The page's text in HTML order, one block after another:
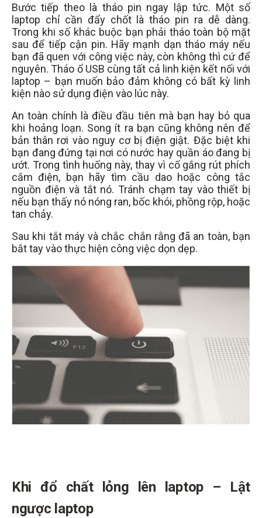
Bước tiếp theo là tháo pin ngay lập tức. Một số
laptop chỉ cần đẩy chốt là tháo pin ra dễ dàng.
Trong khi số khác buộc bạn phải tháo toàn bộ mặt
sau để tiếp cận pin. Hãy mạnh dạn tháo máy nếu
bạn đã quen với công việc này, còn không thì cứ để
nguyên. Tháo ổ USB cùng tất cả linh kiện kết nối với
laptop – bạn muốn bảo đảm không có bất kỳ linh
kiện nào sử dụng điện vào lúc này.
An toàn chính là điều đầu tiên mà bạn hay bỏ qua
khi hoảng loạn. Song ít ra bạn cũng không nên để
bản thân rơi vào nguy cơ bị điện giật. Đặc biệt khi
bạn đang đứng tại nơi có nước hay quần áo đang bị
ướt. Trong tình huống này, thay vì cố gắng rút phích
cắm điện, bạn hãy tìm cầu dao hoặc công tắc
nguồn điện và tắt nó. Tránh chạm tay vào thiết bị
nếu bạn thấy nó nóng ran, bốc khói, phồng rộp, hoặc
tan chảy.
Sau khi tắt máy và chắc chắn rằng đã an toàn, bạn
bắt tay vào thực hiện công việc dọn dẹp.
Khi đổ chất lỏng lên laptop – Lật
ngược laptop